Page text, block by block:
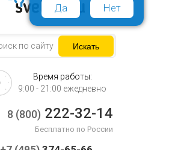
Да
Нет
Время работы:
9:00 - 21:00 ежедневно
8 (800) 222-32-14
Бесплатно по России